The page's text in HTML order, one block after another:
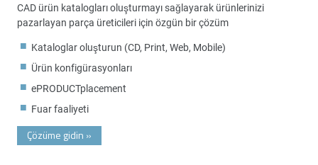
CAD ürün katalogları oluşturmayı sağlayarak ürünlerinizi
pazarlayan parça üreticileri için özgün bir çözüm
Kataloglar oluşturun (CD, Print, Web, Mobile)
Ürün konfigürasyonları
ePRODUCTplacement
Fuar faaliyeti
Çözüme gidin »